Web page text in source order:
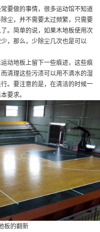
要做的事情，很多运动馆不知道
尘，并不需要太过频繁，只需要
。简单的说，如果木地板使用次
，那么，少除尘几次也是可以
动地板上留下一些痕迹，这些痕
清理这些污渍可以用不滴水的湿
。要注意的是，在清洁的时候一
要求。
板的翻新